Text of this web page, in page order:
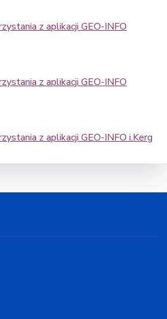
z aplikacji GEO-INFO
z aplikacji GEO-INFO
z aplikacji GEO-INFO i.Kerg